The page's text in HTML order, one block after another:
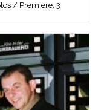
/ Premiere, 3